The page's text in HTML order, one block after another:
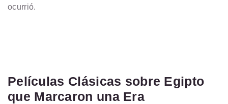
ocurrió.
Películas Clásicas sobre Egipto
que Marcaron una Era